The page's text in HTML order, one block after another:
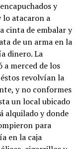
y
lo atacaron a
cinta de embalar y
de un arma en la
dinero. La
a merced de los
revolvían la
y no conformes
un local ubicado
alquilado y donde
para
en la caja